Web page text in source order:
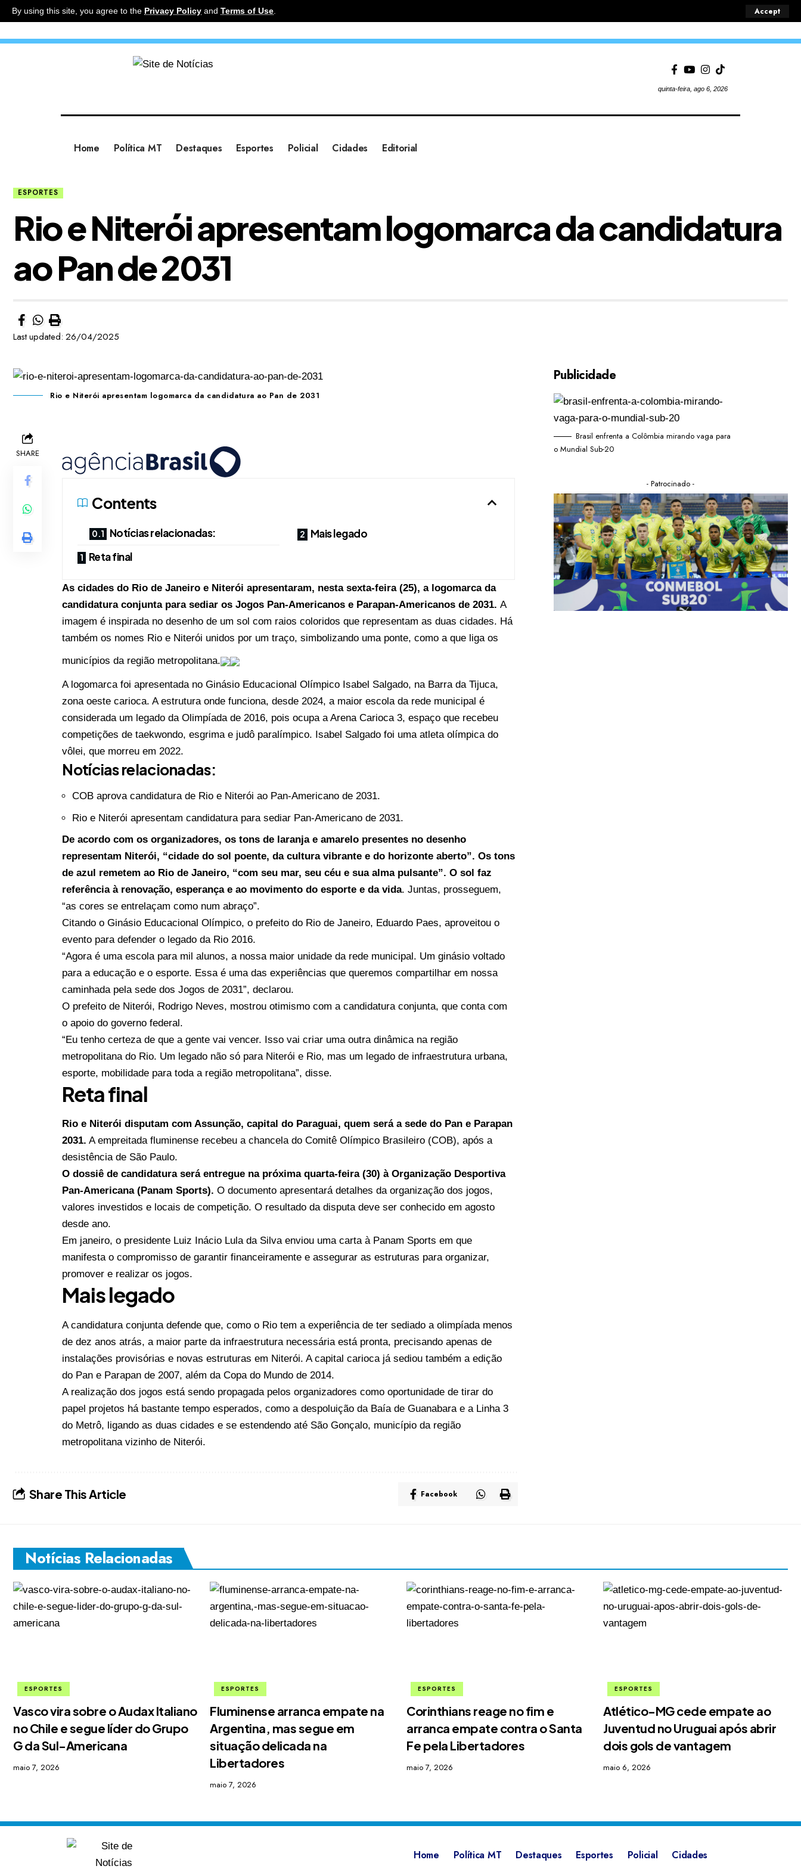
By using this site, you agree to the Privacy Policy and Terms of Use. Accept
quinta-feira, ago 6, 2026
Home Política MT Destaques Esportes Policial Cidades Editorial
ESPORTES
Rio e Niterói apresentam logomarca da candidatura
ao Pan de 2031
Last updated: 26/04/2025
Rio e Niterói apresentam logomarca da candidatura ao Pan de 2031
SHARE
Contents
Notícias relacionadas:
Reta final
Mais legado
As cidades do Rio de Janeiro e Niterói apresentaram, nesta sexta-feira (25), a logomarca da
candidatura conjunta para sediar os Jogos Pan-Americanos e Parapan-Americanos de 2031.A
imagem é inspirada no desenho de um sol com raios coloridos que representam as duas cidades. Há
também os nomes Rio e Niterói unidos por um traço, simbolizando uma ponte, como a que liga os
municípios da região metropolitana.
A logomarca foi apresentada no Ginásio Educacional Olímpico Isabel Salgado, na Barra da Tijuca,
zona oeste carioca. Aestrutura onde funciona, desde 2024, a maior escola da rede municipalé
considerada um legado da Olimpíada de 2016, pois ocupa a Arena Carioca 3, espaço que recebeu
competições de taekwondo, esgrima e judô paralímpico. Isabel Salgado foi uma atleta olímpica do
vôlei, que morreu em 2022.
Notícias relacionadas:
COB aprova candidatura de Rio e Niterói ao Pan-Americano de 2031.
Rio e Niterói apresentam candidatura para sediar Pan-Americano de 2031.
De acordo com os organizadores, os tons de laranja e amarelo presentes no desenho
representam Niterói, “cidade do sol poente, da cultura vibrante e do horizonte aberto”. Os tons
de azul remetem ao Rio de Janeiro, “com seu mar, seu céu e sua alma pulsante”. O sol faz
referência à renovação, esperança e ao movimento do esporte e da vida. Juntas, prosseguem,
“as cores se entrelaçam como num abraço”.
Citando o Ginásio Educacional Olímpico, o prefeito do Rio de Janeiro, Eduardo Paes, aproveitou o
evento para defender o legado da Rio 2016.
“Agora é uma escola para mil alunos, a nossa maior unidade da rede municipal. Um ginásio voltado
para a educação e o esporte. Essa é uma das experiências que queremos compartilhar em nossa
caminhada pela sede dos Jogos de 2031”, declarou.
O prefeito de Niterói, Rodrigo Neves, mostrou otimismo com a candidatura conjunta, que conta com
o apoio do governo federal.
“Eu tenho certeza de que a gente vai vencer. Isso vai criar uma outra dinâmica na região
metropolitana do Rio. Um legado não só para Niterói e Rio, mas um legado de infraestrutura urbana,
esporte, mobilidade para toda a região metropolitana”, disse.
Reta final
Rio e Niterói disputam com Assunção, capital do Paraguai, quem será a sede do Pan e Parapan
2031. A empreitada fluminense recebeu a chancela do Comitê Olímpico Brasileiro (COB), após a
desistência de São Paulo.
O dossiê de candidatura será entregue na próxima quarta-feira (30) à Organização Desportiva
Pan-Americana (Panam Sports). O documento apresentará detalhes da organização dos jogos,
valores investidos e locais de competição. O resultado da disputa deve ser conhecido em agosto
desde ano.
Em janeiro,o presidente Luiz Inácio Lula da Silva enviou uma carta à Panam Sports em que
manifesta o compromisso de garantir financeiramente e assegurar as estruturas para organizar,
promover e realizar os jogos.
Mais legado
A candidatura conjunta defende que, como o Rio tem a experiência de ter sediado a olimpíada menos
de dez anos atrás, a maior parte da infraestrutura necessária está pronta, precisando apenas de
instalações provisórias e novas estruturas em Niterói. A capital carioca já sediou também a edição
do Pan e Parapan de 2007, além da Copa do Mundo de 2014.
A realização dos jogos está sendo propagada pelos organizadores como oportunidade de tirar do
papel projetos há bastante tempo esperados, como adespoluição da Baía de Guanabara e a Linha 3
do Metrô, ligando as duas cidades e se estendendo até São Gonçalo, município da região
metropolitana vizinho de Niterói.
Share This Article Facebook
Publicidade
Brasil enfrenta a Colômbia mirando vaga para
o Mundial Sub-20
- Patrocinado -
Notícias Relacionadas
ESPORTES
Vasco vira sobre o Audax Italiano
no Chile e segue líder do Grupo
G da Sul-Americana
maio 7, 2026
ESPORTES
Fluminense arranca empate na
Argentina, mas segue em
situação delicada na
Libertadores
maio 7, 2026
ESPORTES
Corinthians reage no fim e
arranca empate contra o Santa
Fe pela Libertadores
maio 7, 2026
ESPORTES
Atlético-MG cede empate ao
Juventud no Uruguai após abrir
dois gols de vantagem
maio 6, 2026
Home Política MT Destaques Esportes Policial Cidades